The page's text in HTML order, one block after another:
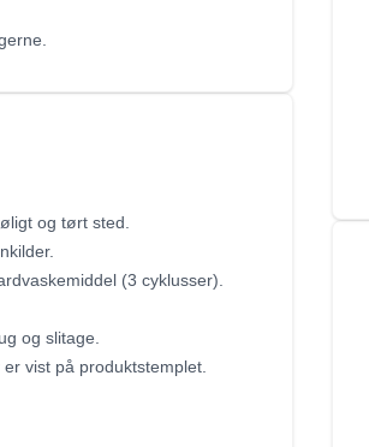
og tørt sted.
(3 cyklusser).
og slitage.
vist på produktstemplet.